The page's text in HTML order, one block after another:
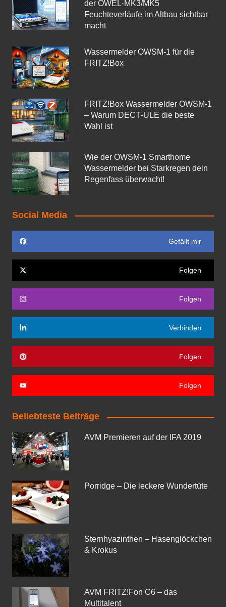
der OWEL‑MK3/MK5
Feuchteverläufe im Altbau sichtbar
macht
Wassermelder OWSM‑1 für die
FRITZ!Box
FRITZ!Box Wassermelder OWSM-1
– Warum DECT‑ULE die beste
Wahl ist
Wie der OWSM‑1 Smarthome
Wassermelder bei Starkregen dein
Regenfass überwacht!
Social Media
Gefällt mir
Folgen
Folgen
Verbinden
Folgen
Folgen
Beliebteste Beiträge
AVM Premieren auf der IFA 2019
Porridge – Die leckere Wundertüte
Sternhyazinthen – Hasenglöckchen
& Krokus
AVM FRITZ!Fon C6 – das
Multitalent